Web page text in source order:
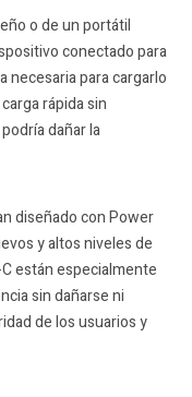
o de un portátil
conectado para
necesaria para cargarlo
rápida sin
dañar la
diseñado con Power
y altos niveles de
están especialmente
sin dañarse ni
de los usuarios y